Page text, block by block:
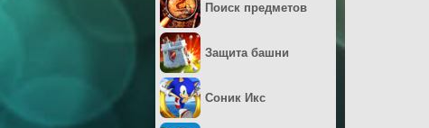
Поиск предметов
Защита башни
Соник Икс